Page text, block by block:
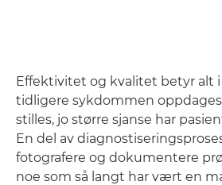
Effektivitet og kvalitet betyr alt
tidligere sykdommen
stilles, jo større sjanse har
En del av
fotografere og dokumentere
noe som så langt har vært en